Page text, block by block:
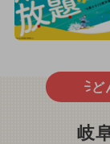
ど
岐